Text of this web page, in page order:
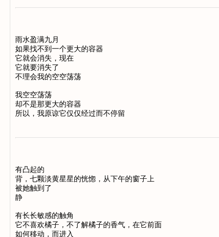
雨水盈满九月
如果找不到一个更大的容器
它就会消失，现在
它就要消失了
不理会我的空空荡荡
我空空荡荡
却不是那更大的容器
有凸起的
背，七颗淡黄星星的恍惚，从下午的窗子上
被她触到了
静
有长长敏感的触角
它不喜欢橘子，不了解橘子的香气，在它前面
如何移动，而进入